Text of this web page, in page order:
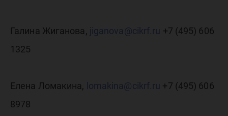
Галина Жиганова, jiganova@cikrf.ru +7 (495) 606
1325
Елена Ломакина, lomakina@cikrf.ru +7 (495) 606
8978